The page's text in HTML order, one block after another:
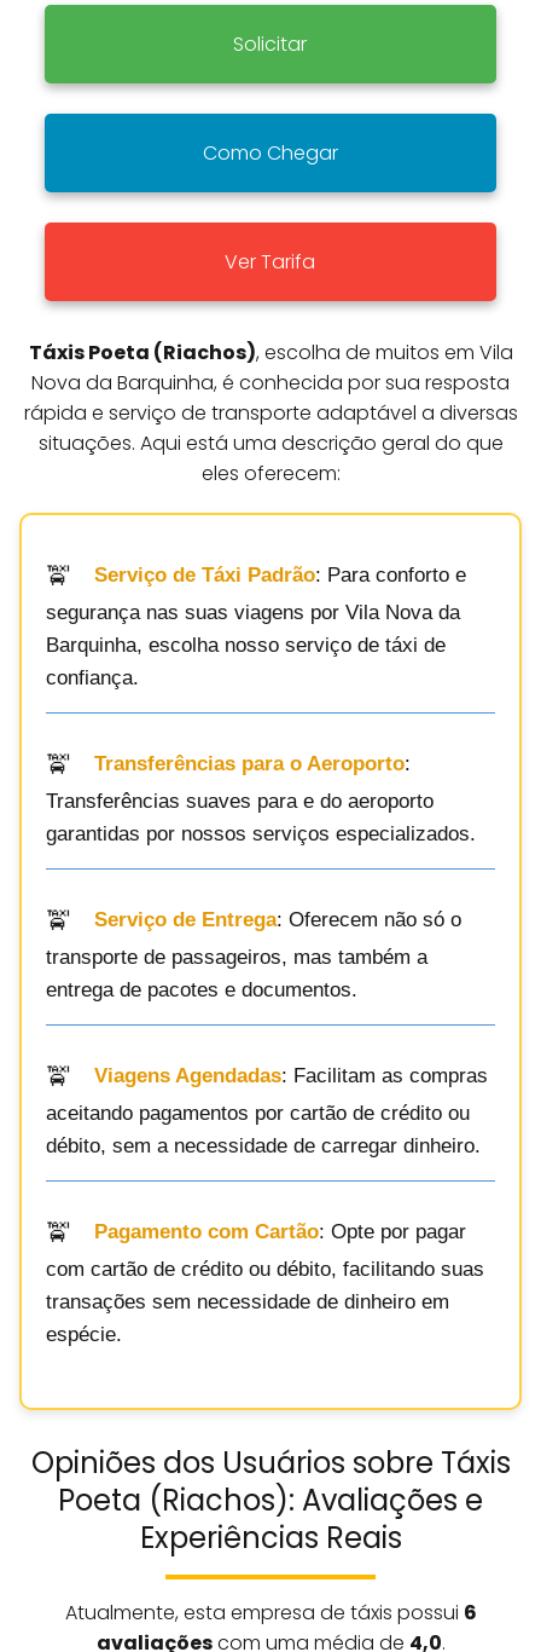
Solicitar
Como Chegar
Ver Tarifa
Táxis Poeta (Riachos), escolha de muitos em Vila
Nova da Barquinha, é conhecida por sua resposta
rápida e serviço de transporte adaptável a diversas
situações. Aqui está uma descrição geral do que
eles oferecem:
Serviço de Táxi Padrão: Para conforto e
segurança nas suas viagens por Vila Nova da
Barquinha, escolha nosso serviço de táxi de
confiança.
Transferências para o Aeroporto:
Transferências suaves para e do aeroporto
garantidas por nossos serviços especializados.
Serviço de Entrega: Oferecem não só o
transporte de passageiros, mas também a
entrega de pacotes e documentos.
Viagens Agendadas: Facilitam as compras
aceitando pagamentos por cartão de crédito ou
débito, sem a necessidade de carregar dinheiro.
Pagamento com Cartão: Opte por pagar
com cartão de crédito ou débito, facilitando suas
transações sem necessidade de dinheiro em
espécie.
Opiniões dos Usuários sobre Táxis
Poeta (Riachos): Avaliações e
Experiências Reais
Atualmente, esta empresa de táxis possui 6
avaliaçõescom uma média de 4,0.